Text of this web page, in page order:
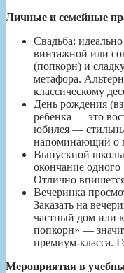
Личные и семейные
Свадьба:
винтажной или
(попкорн) и
метафора.
классическому
День рождения
ребенка — это
юбилея —
напоминающий о
Выпускной школы
окончание
Отлично
Вечеринка
Заказать на
частный дом или
попкорн» —
премиум-класса.
Мероприятия в